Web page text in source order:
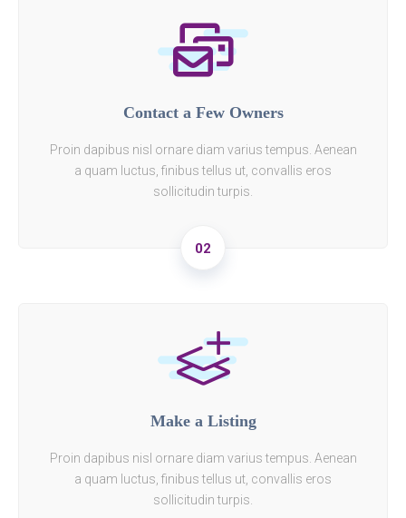
02
Contact a Few Owners
Proin dapibus nisl ornare diam varius tempus. Aenean
a quam luctus, finibus tellus ut, convallis eros
sollicitudin turpis.
Make a Listing
Proin dapibus nisl ornare diam varius tempus. Aenean
a quam luctus, finibus tellus ut, convallis eros
sollicitudin turpis.